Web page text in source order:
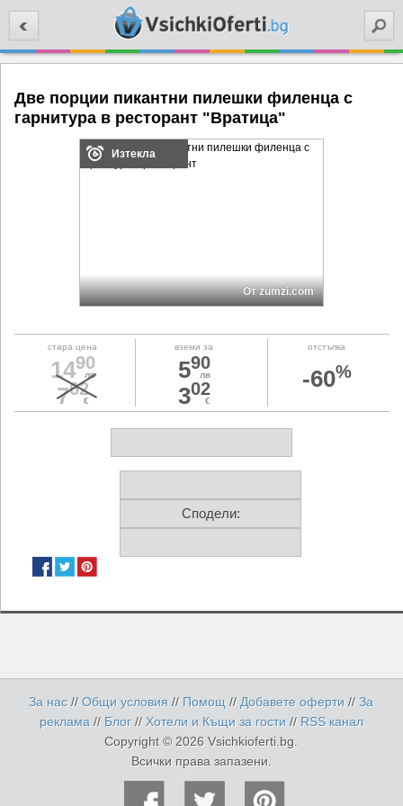
Две порции пикантни пилешки филенца с
гарнитура в ресторант "Вратица"
Изтекла
От zumzi.com
стара цена
1490
лв
762
€
вземи за
590
лв
302
€
отстъпка
-60%
Сподели:
За нас //Общи условия // Помощ // Добавете оферти//За
реклама // Блог // Хотели и Къщи за гости // RSS канал
Copyright © 2026 Vsichkioferti.bg.
Всички права запазени.